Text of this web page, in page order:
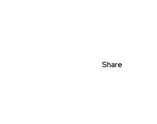
Share